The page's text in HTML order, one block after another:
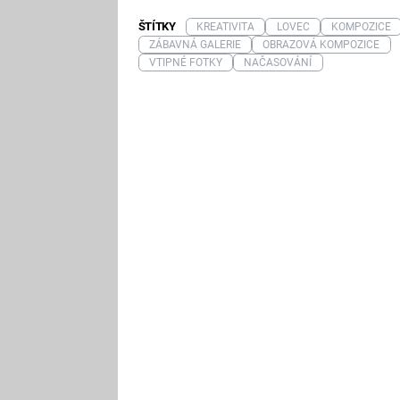
ŠTÍTKY KREATIVITA LOVEC KOMPOZICE
ZÁBAVNÁ GALERIE
OBRAZOVÁ KOMPOZICE
VTIPNÉ FOTKY
NAČASOVÁNÍ